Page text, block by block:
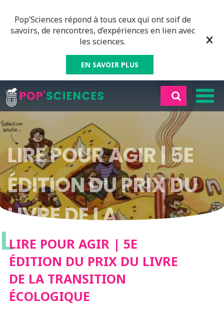
Pop’Sciences répond à tous ceux qui ont soif de
savoirs, de rencontres, d’expériences en lien avec
les sciences.
EN SAVOIR PLUS
LIRE POUR AGIR | 5E
ÉDITION DU PRIX DU
LIVRE DE LA
TRANSITION
ÉCOLOGIQUE
LLIRE POUR AGIR | 5E
ÉDITION DU PRIX DU LIVRE
DE LA TRANSITION
ÉCOLOGIQUE